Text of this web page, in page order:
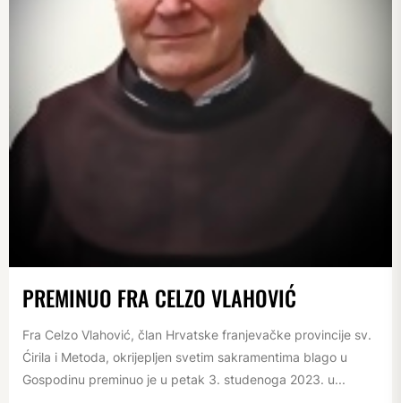
PREMINUO FRA CELZO VLAHOVIĆ
Fra Celzo Vlahović, član Hrvatske franjevačke provincije sv.
Ćirila i Metoda, okrijepljen svetim sakramentima blago u
Gospodinu preminuo je u petak 3. studenoga 2023. u...